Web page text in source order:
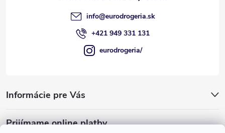
Informácie pre Vás
info@eurodrogeria.sk
+421 949 331 131
eurodrogeria/
Prijímame online platby